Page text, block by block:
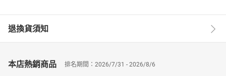
啦A夢、第一代的英雄偶像鐵人28號和超人力霸王等等，琳琅滿
目，精采絕倫。
退換貨須知
本店熱銷商品 排名期間：2026/7/31 - 2026/8/6